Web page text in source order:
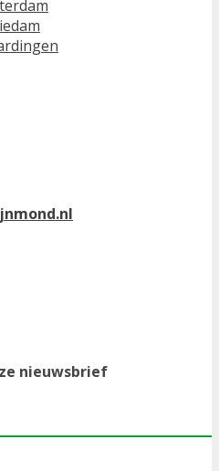
nieuwsbrief